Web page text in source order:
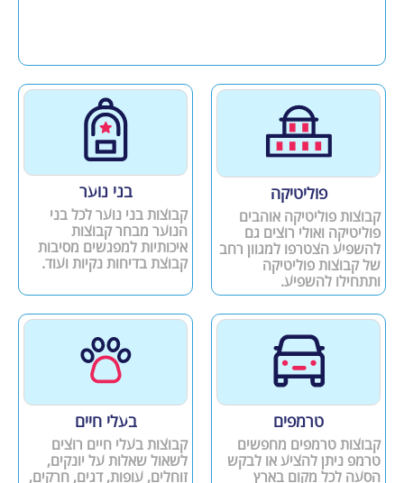
פוליטיקה
קבוצות פוליטיקה אוהבים
פוליטיקה ואולי רוצים גם
להשפיע הצטרפו למגוון רחב
של קבוצות פוליטיקה
ותתחילו להשפיע.
בני נוער
קבוצות בני נוער לכל בני
הנוער מבחר קבוצות
איכותיות למפגשים מסיבות
קבוצת בדיחות נקיות ועוד.
טרמפים
קבוצות טרמפים מחפשים
טרמפ ניתן להציע או לבקש
הסעה לכל מקום בארץ
בעלי חיים
קבוצות בעלי חיים רוצים
לשאול שאלות על יונקים,
זוחלים, עופות, דגים, חרקים,